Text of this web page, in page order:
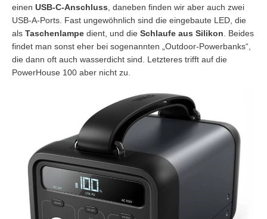
einen USB-C-Anschluss , daneben finden wir aber auch zwei
USB-A-Ports. Fast ungewöhnlich sind die eingebaute LED, die
als Taschenlampe dient, und die Schlaufe aus Silikon . Beides
findet man sonst eher bei sogenannten „Outdoor-Powerbanks“,
die dann oft auch wasserdicht sind. Letzteres trifft auf die
PowerHouse 100 aber nicht zu.